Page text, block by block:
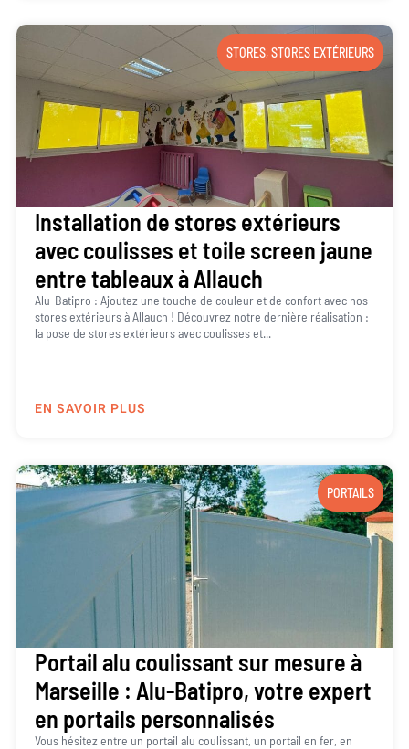
STORES,STORES EXTÉRIEURS
Installation de stores extérieurs
avec coulisses et toile screen jaune
entre tableaux à Allauch
Alu-Batipro : Ajoutez une touche de couleur et de confort avec nos
stores extérieurs à Allauch ! Découvrez notre dernière réalisation :
la pose de stores extérieurs avec coulisses et...
EN SAVOIR PLUS
PORTAILS
Portail alu coulissant sur mesure à
Marseille : Alu-Batipro, votre expert
en portails personnalisés
Vous hésitez entre un portail alu coulissant, un portail en fer, en